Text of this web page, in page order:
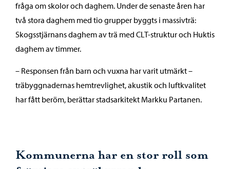
fråga om skolor och daghem. Under de senaste åren har
två stora daghem med tio grupper byggts i massivträ:
Skogsstjärnans daghem av trä med CLT-struktur och Huktis
daghem av timmer.
– Responsen från barn och vuxna har varit utmärkt –
träbyggnadernas hemtrevlighet, akustik och luftkvalitet
har fått beröm, berättar stadsarkitekt Markku Partanen.
Kommunerna har en stor roll som